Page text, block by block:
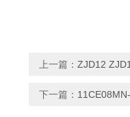
上一篇： ZJD12
下一篇：